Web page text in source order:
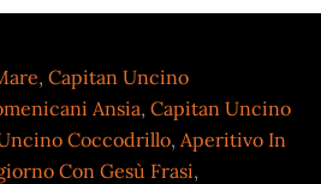
,Capitan Uncino
Ansia,Capitan Uncino
Coccodrillo,Aperitivo In
Con Gesù Frasi,